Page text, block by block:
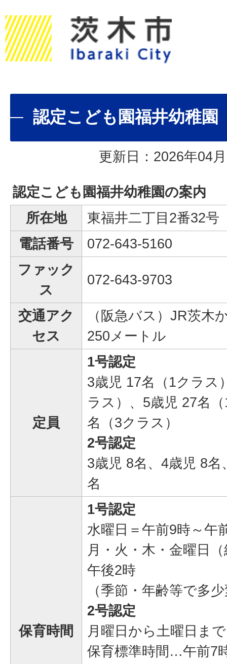
認定こども園福井幼稚園
更新日：2026年04
認定こども園福井幼稚園の案内
所在地
東福井二丁目2番32号
電話番号
072-643-5160
ファック
ス
072-643-9703
交通アク
セス
（阪急バス）JR茨木
250メートル
定員
1号認定
3歳児 17名（1クラス
ラス）、5歳児 27名
名（3クラス）
2号認定
3歳児 8名、4歳児 8
名
保育時間
1号認定
水曜日＝午前9時～午
月・火・木・金曜日
午後2時
（季節・年齢等で多
2号認定
月曜日から土曜日まで
保育標準時間…午前7